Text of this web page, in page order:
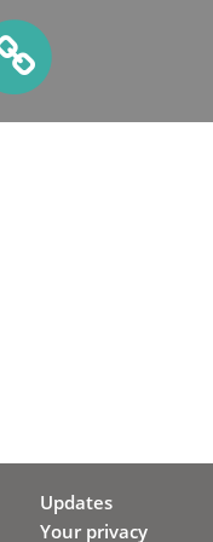
Updates
Your privacy